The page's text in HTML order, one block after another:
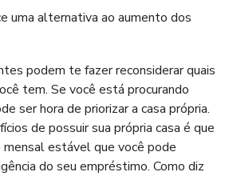
uma alternativa ao aumento dos
podem te fazer reconsiderar quais
tem. Se você está procurando
ser hora de priorizar a casa própria.
de possuir sua própria casa é que
estável que você pode
do seu empréstimo. Como diz